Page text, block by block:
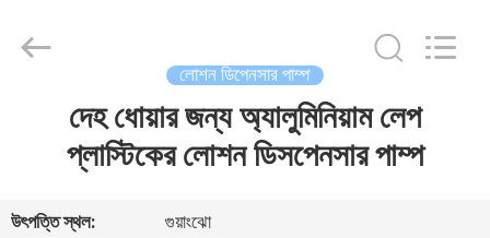
Copyright
plasticlotionpump.com.
লোশন ডিপেনসার পাম্প
দেহ ধোয়ার জন্য অ্যালুমিনিয়াম লেপ
প্লাস্টিকের লোশন ডিসপেনসার পাম্প
উৎপত্তি স্থল:
গুয়াংঝো